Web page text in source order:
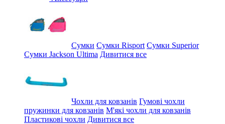
Сумки Сумки Risport Сумки Superior
Сумки Jackson Ultima Дивитися все
Чохли для ковзанів Гумові чохли
пружинки для ковзанів М'які чохли для ковзанів
Пластикові чохли Дивитися все